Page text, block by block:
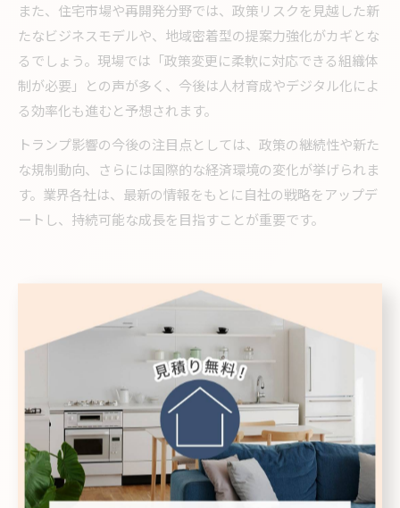
また、住宅市場や再開発分野では、政策リスクを見越した新
たなビジネスモデルや、地域密着型の提案力強化がカギとな
るでしょう。現場では「政策変更に柔軟に対応できる組織体
制が必要」との声が多く、今後は人材育成やデジタル化によ
る効率化も進むと予想されます。
トランプ影響の今後の注目点としては、政策の継続性や新た
な規制動向、さらには国際的な経済環境の変化が挙げられま
す。業界各社は、最新の情報をもとに自社の戦略をアップデ
ートし、持続可能な成長を目指すことが重要です。
実務者目線で考察する建築業界の
変化
トランプ影響が建築業界の現場に与える具体的な変化
トランプ建築政策の実施により、建築業界の現場では資材コ
ストの上昇や調達の難易度が高まる傾向が顕著になっていま
す。特に、鉄鋼やアルミなどの主要原材料に対する関税強化
は、見積もり段階から費用計算の前提を大きく揺るがす要因